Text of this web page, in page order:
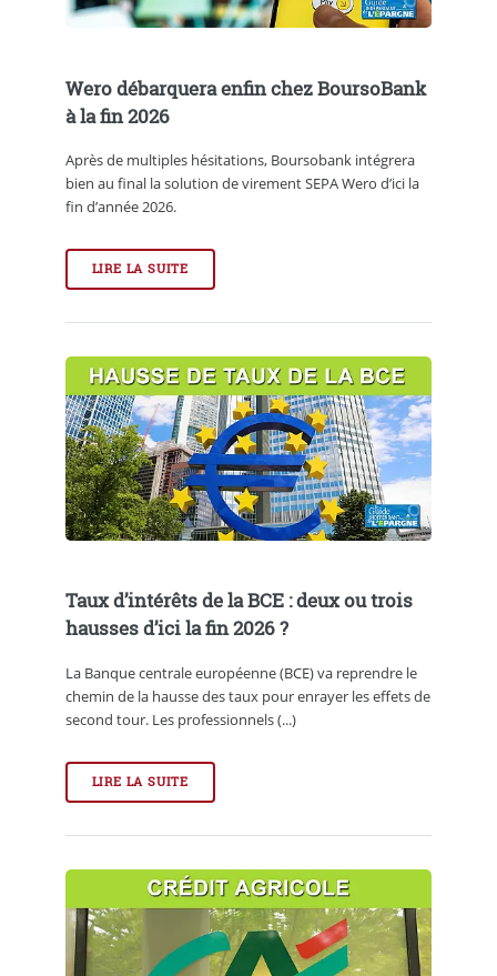
Wero débarquera enfin chez BoursoBank
à la fin 2026
Après de multiples hésitations, Boursobank intégrera
bien au final la solution de virement SEPA Wero d’ici la
fin d’année 2026.
LIRE LA SUITE
Taux d’intérêts de la BCE : deux ou trois
hausses d’ici la fin 2026 ?
La Banque centrale européenne (BCE) va reprendre le
chemin de la hausse des taux pour enrayer les effets de
second tour. Les professionnels (...)
LIRE LA SUITE